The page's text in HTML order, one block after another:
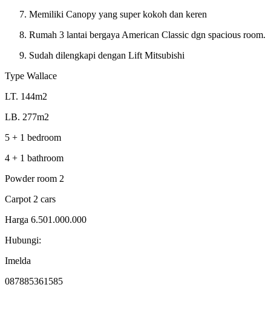
Memiliki Canopy yang super kokoh dan keren
Rumah 3 lantai bergaya American Classic dgn spacious room.
Sudah dilengkapi dengan Lift Mitsubishi
Type Wallace
LT. 144m2
LB. 277m2
5 + 1 bedroom
4 + 1 bathroom
Powder room 2
Carpot 2 cars
Harga 6.501.000.000
Hubungi:
Imelda
087885361585